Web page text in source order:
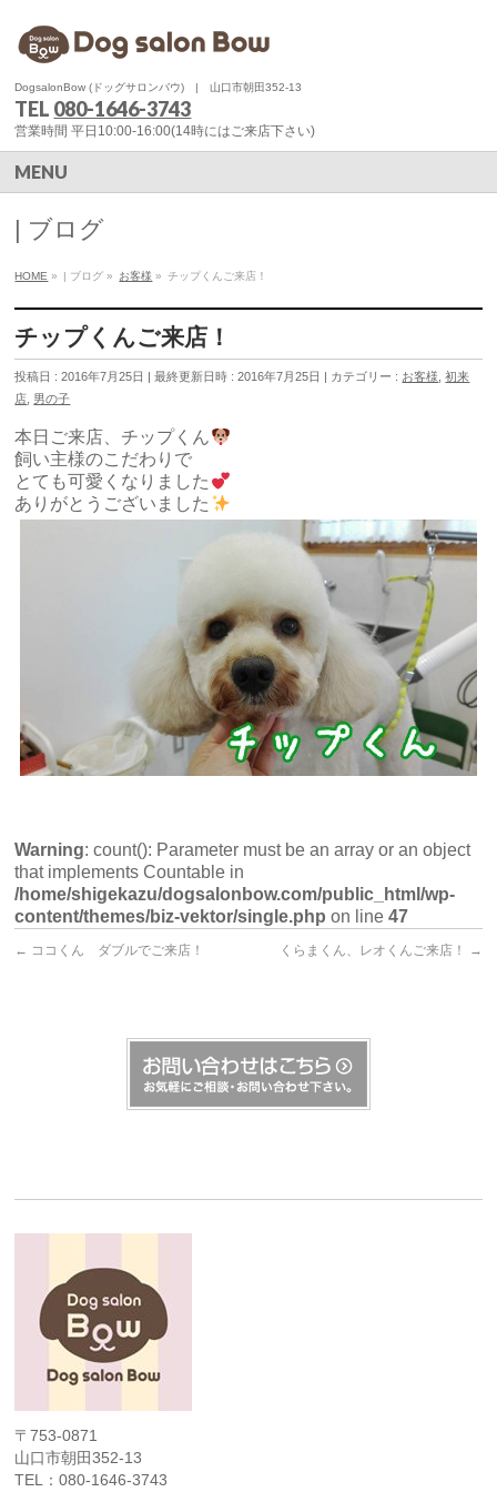
DogsalonBow (ドッグサロンバウ) | 山口市朝田352-13
TEL 080-1646-3743
営業時間 平日10:00-16:00(14時にはご来店下さい)
MENU
| ブログ
HOME » | ブログ » お客様 » チップくんご来店！
チップくんご来店！
投稿日 : 2016年7月25日 最終更新日時 : 2016年7月25日 カテゴリー : お客様 ,初来
店 男の子
本日ご来店、チップくん
飼い主様のこだわりで
とても可愛くなりました
ありがとうございました
Warning: count(): Parameter must be an array or an object
that implements Countable in
/home/shigekazu/dogsalonbow.com/public_html/wp-
content/themes/biz-vektor/single.php on line47
← ココくん ダブルでご来店！ くらまくん、レオくんご来店！ →
〒753-0871
山口市朝田352-13
TEL：080-1646-3743